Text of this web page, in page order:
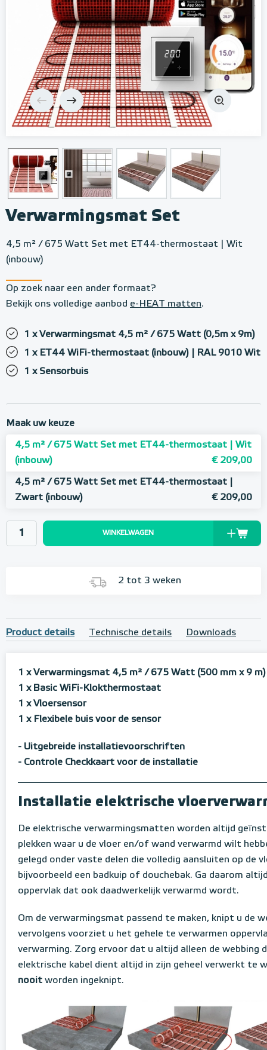
Verwarmingsmat Set
4,5 m² / 675 Watt Set met ET44-thermostaat | Wit
(inbouw)
Op zoek naar een ander formaat?
Bekijk ons volledige aanbod e-HEAT matten.
1 x Verwarmingsmat 4,5 m² / 675 Watt (0,5m x 9m)
1 x ET44 WiFi-thermostaat (inbouw) | RAL 9010 Wit
1 x Sensorbuis
Maak uw keuze
4,5 m² / 675 Watt Set met ET44-thermostaat | Wit
(inbouw)
€ 209,00
4,5 m² / 675 Watt Set met ET44-thermostaat |
Zwart (inbouw)
€ 209,00
WINKELWAGEN
2 tot 3 weken
Product details Technische details Downloads
1 x Verwarmingsmat 4,5 m² / 675 Watt (500 mm x 9 m)
1 x Basic WiFi-Klokthermostaat
1 x Vloersensor
1 x Flexibele buis voor de sensor
- Uitgebreide installatievoorschriften
- Controle Checkkaart voor de installatie
Installatie elektrische
De elektrische verwarmingsmatten worden altijd
plekken waar u de vloer en/of wand verwarmd wilt
gelegd onder vaste delen die volledig aansluiten op de
bijvoorbeeld een badkuip of douchebak. Ga daarom
oppervlak dat ook daadwerkelijk verwarmd wordt.
Om de verwarmingsmat passend te maken, knipt u de
vervolgens voorziet u het gehele te verwarmen
verwarming. Zorg ervoor dat u altijd alleen de webbing
elektrische kabel dient altijd in zijn geheel verwerkt te
nooit worden ingeknipt.